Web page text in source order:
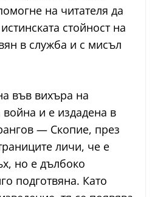
на читателя да
стойност на
в служба и с мисъл
във вихъра на
и е издадена в
— Скопие, през
личи, че е
но е дълбоко
подготвяна. Като